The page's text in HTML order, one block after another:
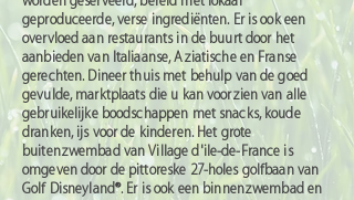
geproduceerde, verse ingrediënten. Er is ook een
overvloed aan restaurants in de buurt door het
aanbieden van Italiaanse, Aziatische en Franse
gerechten. Dineer thuis met behulp van de goed
gevulde, marktplaats die u kan voorzien van alle
gebruikelijke boodschappen met snacks, koude
dranken, ijs voor de kinderen. Het grote
buitenzwembad van Village d'ile-de-France is
omgeven door de pittoreske 27-holes golfbaan van
Golf Disneyland®. Er is ook een binnenzwembad en